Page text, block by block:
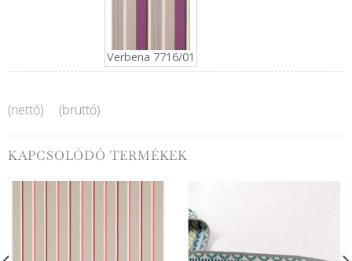
Verbena 7716/01
(nettó) (bruttó)
KAPCSOLÓDÓ TERMÉKEK